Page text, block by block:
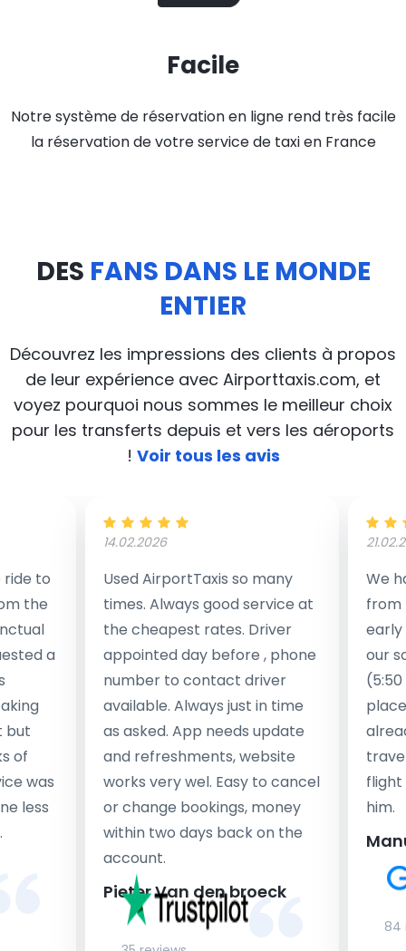
Facile
Notre système de réservation en ligne rend très facile
la réservation de votre service de taxi en France
DES FANS DANS LE MONDE
ENTIER
Découvrez les impressions des clients à propos
de leur expérience avec Airporttaxis.com, et
voyez pourquoi nous sommes le meilleur choix
pour les transferts depuis et vers les aéroports
! Voir tous les avis
to
the
a
but
of
was
less
14.02.2026
Used AirportTaxis so many
times. Always good service at
the cheapest rates. Driver
appointed day before , phone
number to contact driver
available. Always just in time
as asked. App needs update
and refreshments, website
works very wel. Easy to cancel
or change bookings, money
within two days back on the
account.
Pieter Van den broeck
We
from
early
our
flight
him.
84